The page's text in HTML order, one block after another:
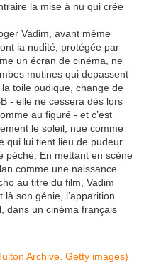
la mise à nu qui crée
Vadim, avant même
la nudité, protégée par
un écran de cinéma, ne
mutines qui depassent
toile pudique, change de
- elle ne cessera dès lors
au figuré - et c’est
le soleil, nue comme
qui lui tient lieu de pudeur
péché. En mettant en scène
comme une naissance
au titre du film, Vadim
son génie, l’apparition
dans un cinéma français